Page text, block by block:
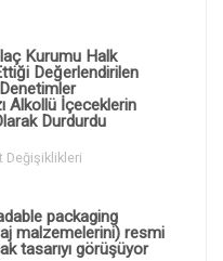
Kurumu Halk
Değerlendirilen
Alkollü İçeceklerin
Durdurdu
Değişiklikleri
packaging
malzemelerini) resmi
tasarıyı görüşüyor